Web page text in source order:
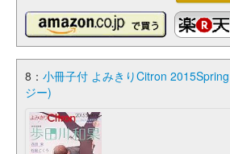
8： 小冊子付 よみきりCitron
ジー)